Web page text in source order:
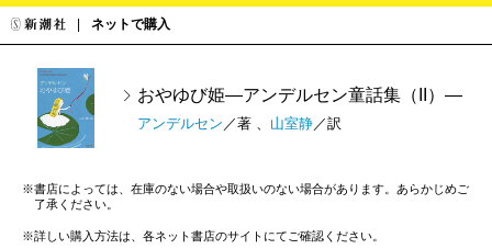
ネットで購入
おやゆび姫―アンデルセン童話集（II）―
アンデルセン ／著 、 山室静 ／訳
※書店によっては、在庫のない場合や取扱いのない場合があります。あらかじめご
了承ください。
※詳しい購入方法は、各ネット書店のサイトにてご確認ください。